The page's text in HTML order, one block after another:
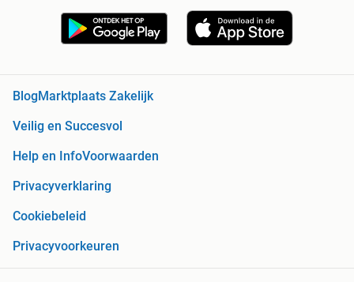
BlogMarktplaats Zakelijk
Veilig en Succesvol
Help en InfoVoorwaarden
Privacyverklaring
Cookiebeleid
Privacyvoorkeuren